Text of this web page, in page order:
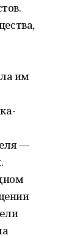
им
—